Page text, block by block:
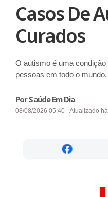
Casos De
Curados
O autismo é uma
pessoas em todo o mundo.
Por Saúde Em Dia
08/08/2026 05:40 - Atualizado